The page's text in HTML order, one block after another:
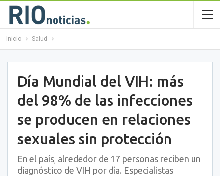
Inicio Salud
Día Mundial del VIH: más
del 98% de las infecciones
se producen en relaciones
sexuales sin protección
En el país, alrededor de 17 personas reciben un
diagnóstico de VIH por día. Especialistas